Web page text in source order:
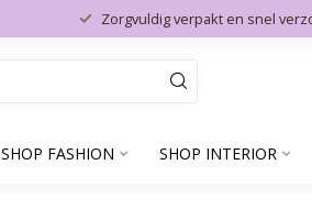
Zorgvuldig verpakt en snel
SHOP FASHION SHOP INTERIOR